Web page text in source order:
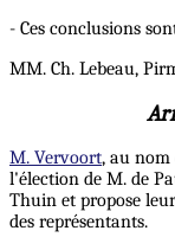
- Ces conclusions
MM. Ch. Lebeau,
M. Vervoort, au nom
l'élection de M. de
Thuin et propose
des représentants.